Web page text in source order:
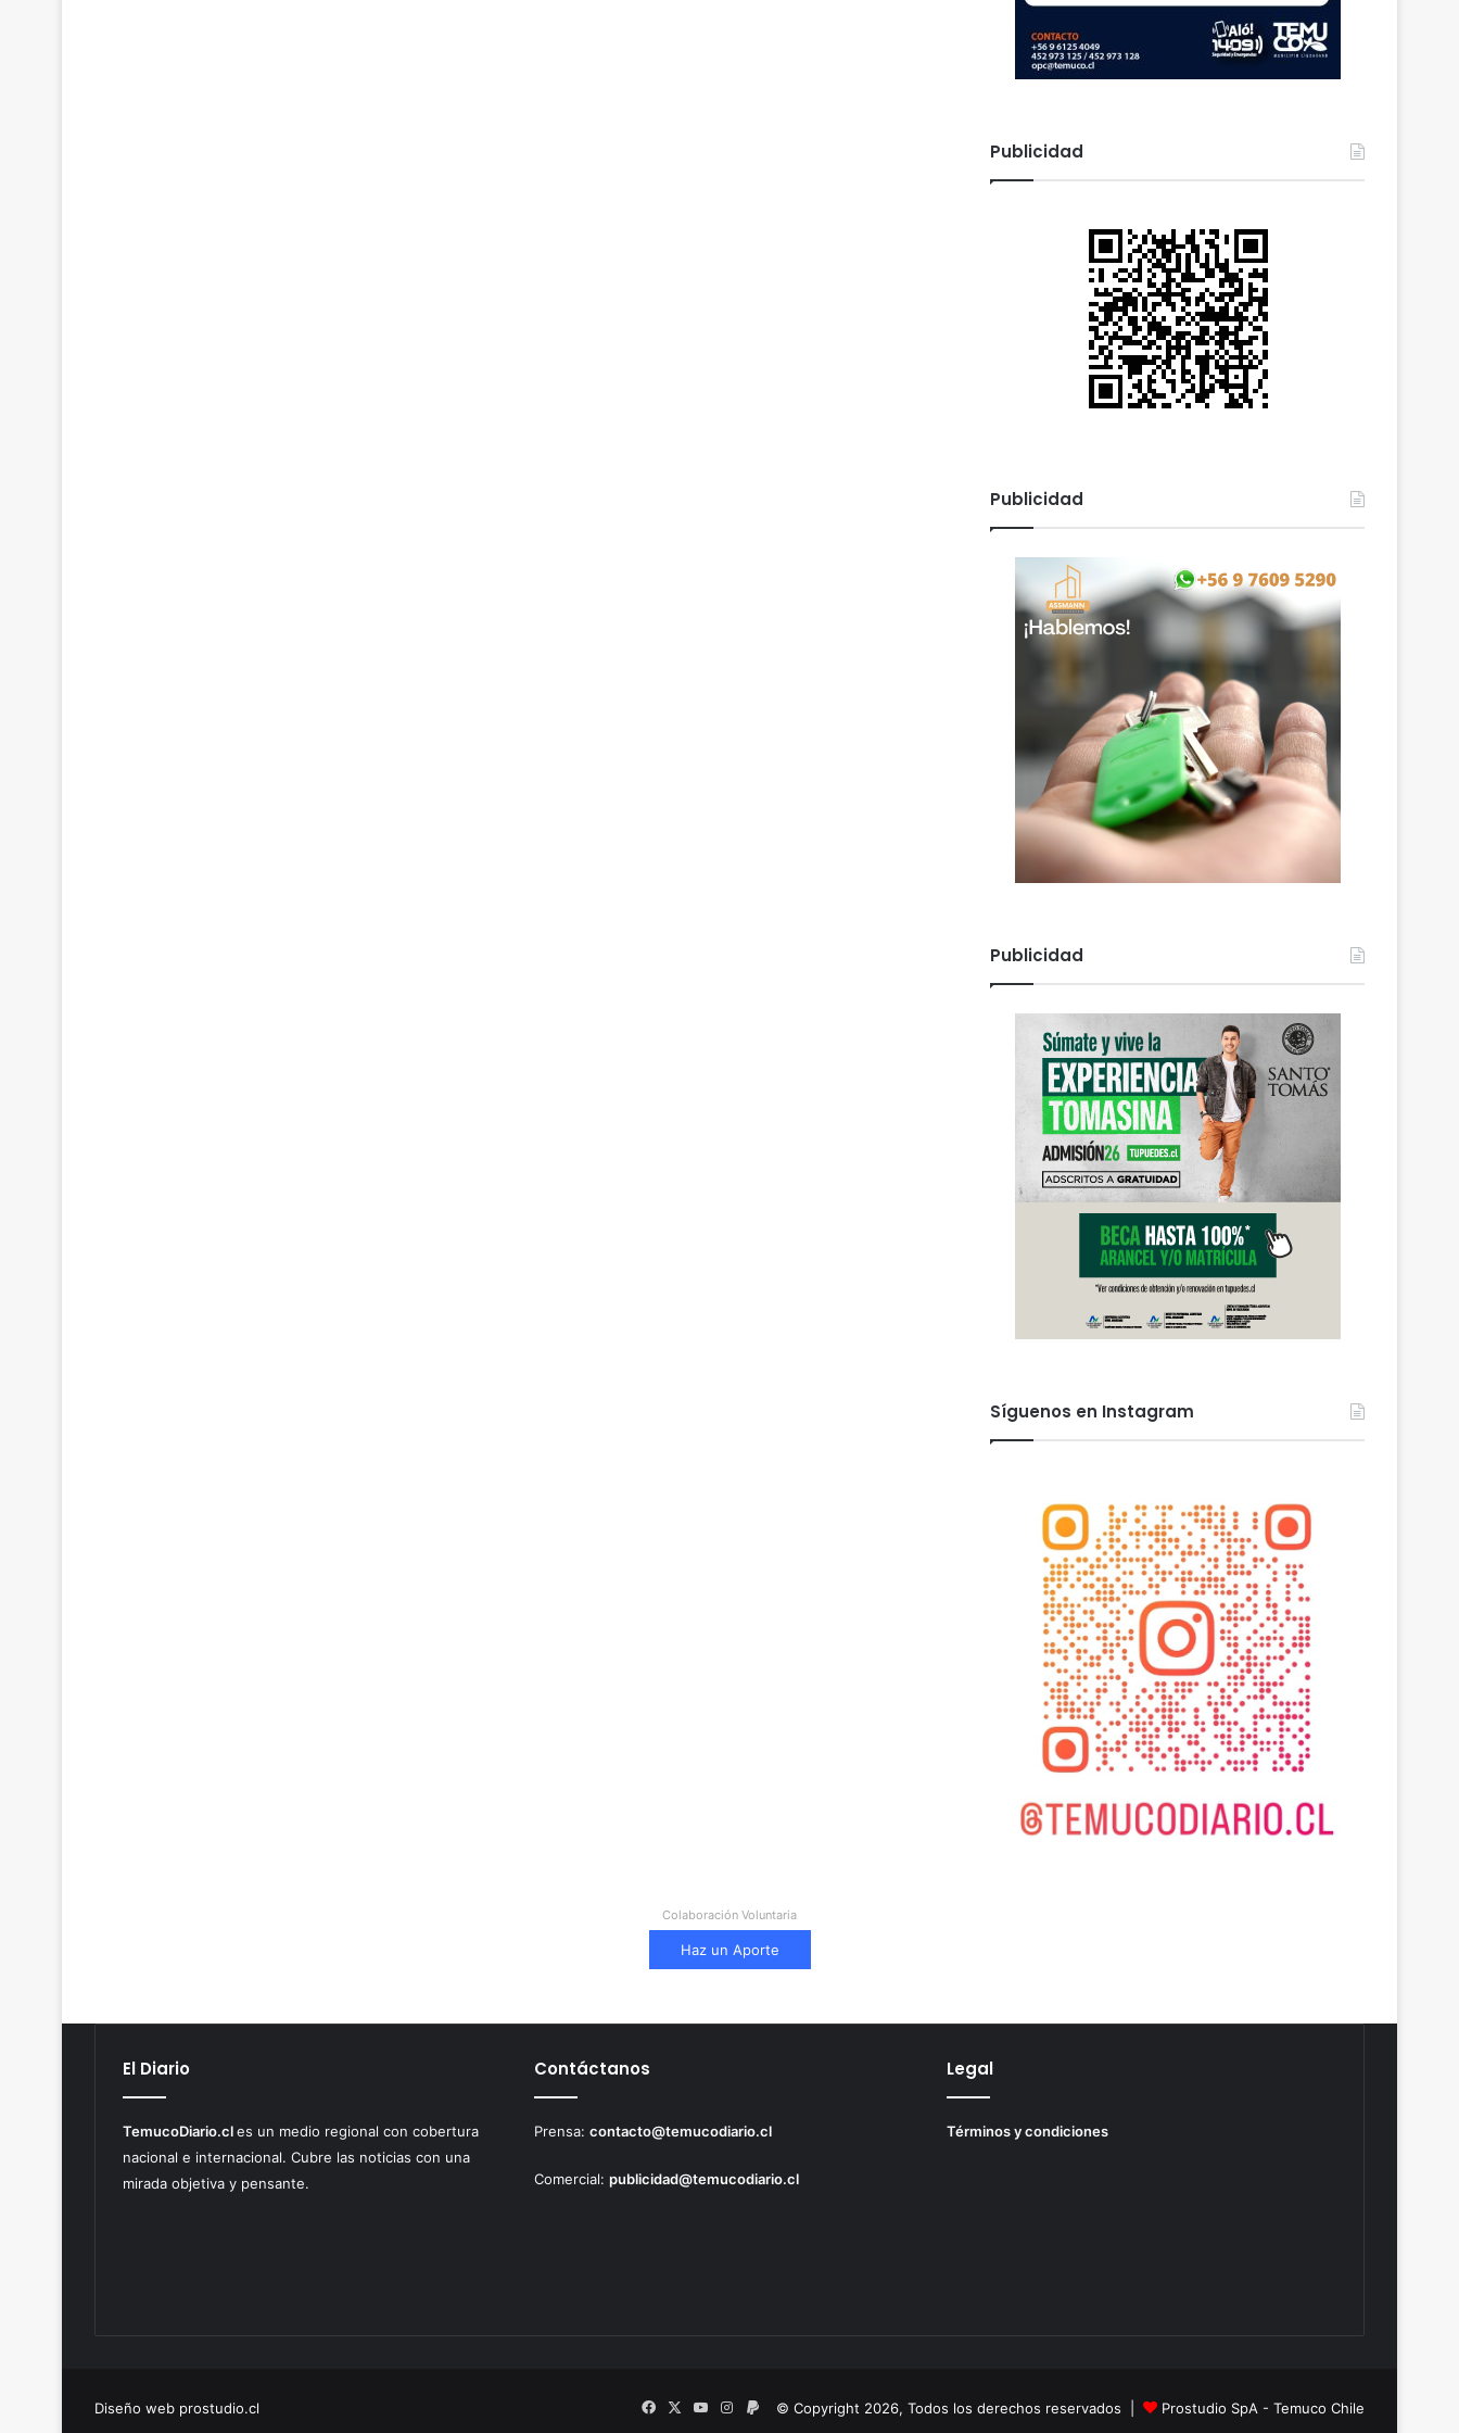
Publicidad
Publicidad
Publicidad
Síguenos en Instagram
Colaboración Voluntaria
Haz un Aporte
El Diario
TemucoDiario.cles un medio regional con cobertura
nacional e internacional. Cubre las noticias con una
mirada objetiva y pensante.
Contáctanos
Prensa:contacto@temucodiario.cl
Comercial:publicidad@temucodiario.cl
Legal
Términos y condiciones
Diseño web prostudio.cl © Copyright 2026, Todos los derechos reservados | Prostudio SpA - Temuco Chile
FacebookYouTubeInstagram
PayPal